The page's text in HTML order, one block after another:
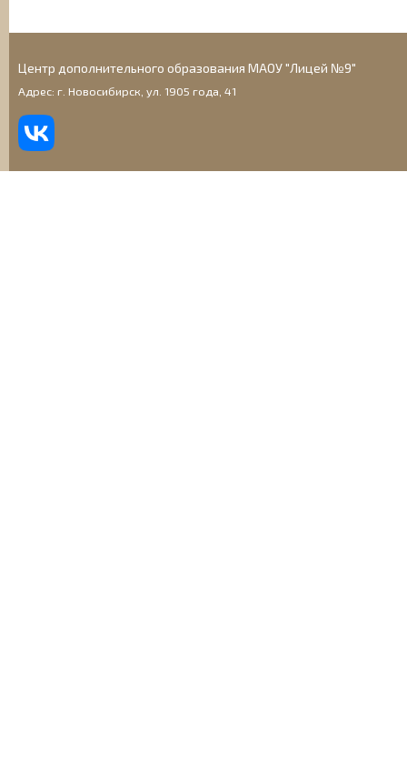
Центр дополнительного образования МАОУ "Лицей №9"
Адрес: г. Новосибирск, ул. 1905 года, 41